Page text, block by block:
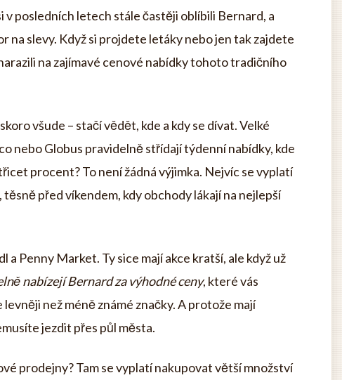
v posledních letech stále častěji oblíbili Bernard, a
na slevy. Když si projdete letáky nebo jen tak zajdete
na zajímavé cenové nabídky tohoto tradičního
všude – stačí vědět, kde a kdy se dívat. Velké
nebo Globus pravidelně střídají týdenní nabídky, kde
procent? To není žádná výjimka. Nejvíc se vyplatí
před víkendem, kdy obchody lákají na nejlepší
a Penny Market. Ty sice mají akce kratší, ale když už
nabízejí Bernard za výhodné ceny, které vás
než méně známé značky. A protože mají
jezdit přes půl města.
prodejny? Tam se vyplatí nakupovat větší množství